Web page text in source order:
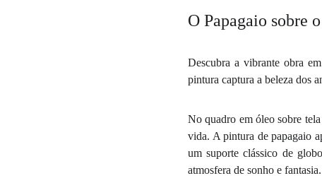
O Papagaio sobre
Descubra a vibrante obra
pintura captura a beleza dos
No quadro em óleo sobre
vida. A pintura de papagaio
um suporte clássico de
atmosfera de sonho e fantasia.